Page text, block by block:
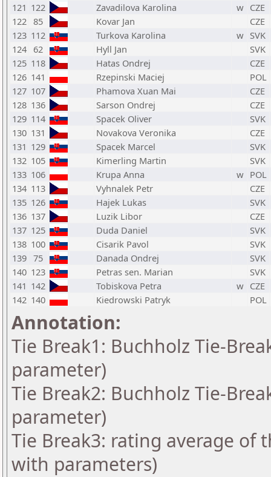
121 122 Zavadilova Karolina w CZE
122 85 Kovar Jan
CZE
123 112 Turkova Karolina w SVK
124 62 Hyll Jan
SVK
125 118 Hatas Ondrej
CZE
126 141 Rzepinski Maciej
POL
127 107 Phamova Xuan Mai
CZE
128 136 Sarson Ondrej
CZE
129 114 Spacek Oliver
SVK
130 131 Novakova Veronika
CZE
131 129 Spacek Marcel
SVK
132 105 Kimerling Martin
SVK
133 106 Krupa Anna w POL
134 113 Vyhnalek Petr
CZE
135 126 Hajek Lukas
SVK
136 137 Luzik Libor
CZE
137 125 Duda Daniel
SVK
138 100 Cisarik Pavol
SVK
139 75 Danada Ondrej
SVK
140 123 Petras sen. Marian
SVK
141 142 Tobiskova Petra w CZE
142 140 Kiedrowski Patryk POL
Annotation:
Tie Break1: Buchholz Tie-
parameter)
Tie Break2: Buchholz Tie-
parameter)
Tie Break3: rating average of
with parameters)